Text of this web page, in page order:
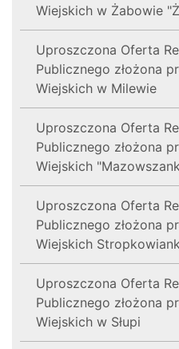
Wiejskich w Żabowie
Uproszczona Oferta
Publicznego złożona
Wiejskich w Milewie
Uproszczona Oferta
Publicznego złożona
Wiejskich
Uproszczona Oferta
Publicznego złożona
Wiejskich
Uproszczona Oferta
Publicznego złożona
Wiejskich w Słupi